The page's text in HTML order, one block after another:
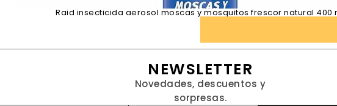
Raid insecticida aerosol moscas y mosquitos frescor natural 400
NEWSLETTER
Novedades, descuentos y
sorpresas.